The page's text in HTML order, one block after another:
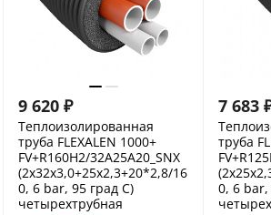
9 620 ₽
Теплоизолированная
труба FLEXALEN 1000+
FV+R160H2/32A25A20_SNX
(2x32x3,0+25x2,3+20*2,8/16
0, 6 bar, 95 град С)
четырехтрубная
7 683
труба
0, 6 bar,